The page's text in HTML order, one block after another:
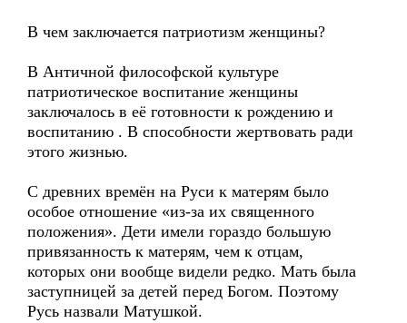
В чем заключается патриотизм женщины?
В Античной философской культуре
патриотическое воспитание женщины
заключалось в её готовности к рождению и
воспитанию . В способности жертвовать ради
этого жизнью.
С древних времён на Руси к матерям было
особое отношение «из-за их священного
положения». Дети имели гораздо большую
привязанность к матерям, чем к отцам,
которых они вообще видели редко. Мать была
заступницей за детей перед Богом. Поэтому
Русь назвали Матушкой.